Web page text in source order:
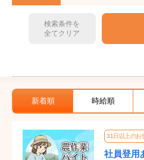
検索条件を
全てクリア
新着順 時給順
31日以上のお
社員登用